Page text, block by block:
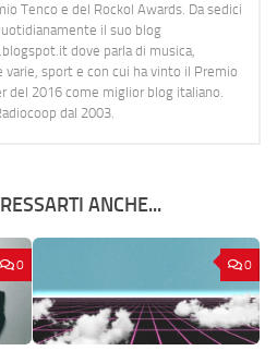
Tenco e del Rockol Awards. Da sedici
il suo blog
dove parla di musica,
varie, sport e con cui ha vinto il Premio
del 2016 come miglior blog italiano.
dal 2003.
ANCHE...
0 0